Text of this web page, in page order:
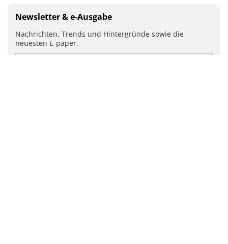
Newsletter & e-Ausgabe
Nachrichten, Trends und Hintergründe sowie die
neuesten E-paper.